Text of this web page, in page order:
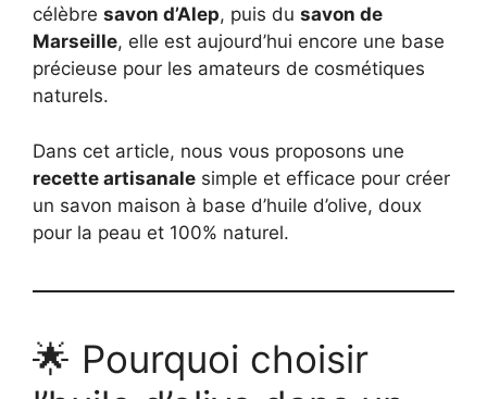
célèbre savon d’Alep, puis du savon de
Marseille, elle est aujourd’hui encore une base
précieuse pour les amateurs de cosmétiques
naturels.
Dans cet article, nous vous proposons une
recette artisanale simple et efficace pour créer
un savon maison à base d’huile d’olive, doux
pour la peau et 100% naturel.
🌟 Pourquoi choisir